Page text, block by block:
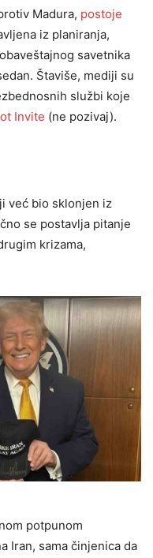
Madura, postoje
iz planiranja,
savetnika
Štaviše, mediji su
službi koje
Invite (ne pozivaj).
već bio sklonjen iz
se postavlja pitanje
krizama,
potpunom
Iran, sama činjenica da